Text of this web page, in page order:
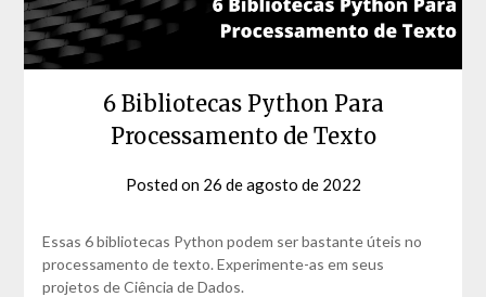
6 Bibliotecas Python Para
Processamento de Texto
Posted on 26 de agosto de 2022
Matos
Essas 6 bibliotecas Python podem ser bastante úteis no
processamento de texto. Experimente-as em seus
projetos de Ciência de Dados.